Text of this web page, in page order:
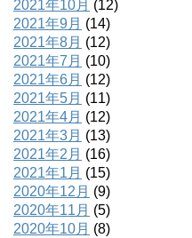
2021年10月 (12)
2021年9月 (14)
2021年8月 (12)
2021年7月 (10)
2021年6月 (12)
2021年5月 (11)
2021年4月 (12)
2021年3月 (13)
2021年2月 (16)
2021年1月 (15)
2020年12月 (9)
2020年11月 (5)
2020年10月 (8)